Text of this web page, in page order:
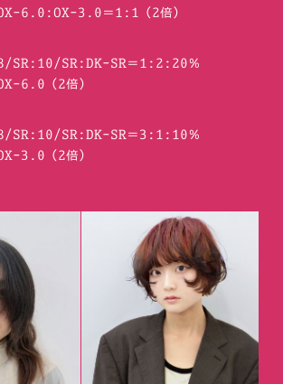
6.0:OX-3.0＝1:1（2倍）
SR:10/SR:DK-SR＝1:2:20％
6.0（2倍）
SR:10/SR:DK-SR＝3:1:10％
3.0（2倍）